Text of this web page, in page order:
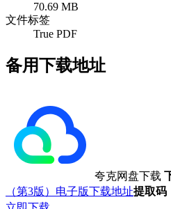
70.69 MB
文件标签
True PDF
备用下载地址
夸克网盘下载
（第3版）电子版下载地址提取码